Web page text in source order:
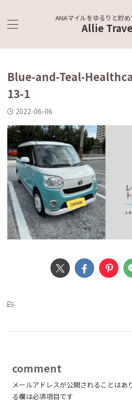
ANAマイルをゆるりと貯
Allie
Blue-and-Teal-
13-1
2022-06-06
-
comment
メールアドレスが公開されることはあ
る欄は必須項目です